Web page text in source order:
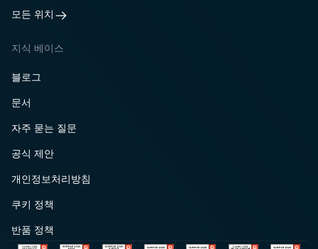
모든 위치
지식 베이스
블로그
문서
자주 묻는 질문
공식 제안
개인정보처리방침
쿠키 정책
반품 정책